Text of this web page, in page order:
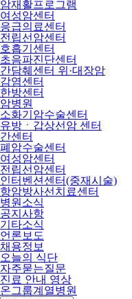
암재활프로그램
여성암센터
응급의료센터
전립선암센터
호흡기센터
초음파진단센터
간담췌센터 위·대장암
감염센터
한방센터
암병원
소화기암수술센터
유방ㆍ갑상선암 센터
간센터
폐암수술센터
여성암센터
전립선암센터
인터벤션센터(중재시술)
항암방사선치료센터
병원소식
공지사항
기타소식
언론보도
채용정보
오늘의 식단
자주묻는질문
진료 안내 영상
온그룹계열병원